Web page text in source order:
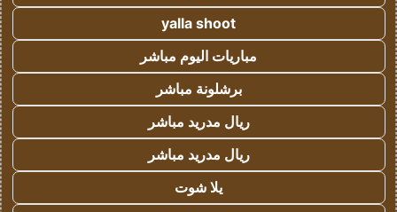
yalla shoot
مباريات اليوم مباشر
برشلونة مباشر
ريال مدريد مباشر
ريال مدريد مباشر
يلا شوت